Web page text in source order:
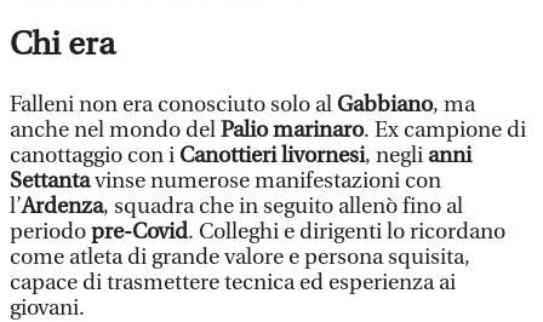
Chi era
Falleni non era conosciuto solo alGabbiano, ma
anche nel mondo delPalio marinaro. Ex campione di
canottaggio con i Canottieri livornesi, negli anni
Settantavinse numerose manifestazioni con
l’Ardenza, squadra che in seguito allenò fino al
periodopre-Covid. Colleghi e dirigenti lo ricordano
come atleta di grande valore e persona squisita,
capace di trasmettere tecnica ed esperienza ai
giovani.